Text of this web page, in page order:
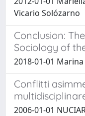
Vicario Solózarno
Conclusion:
Sociology of
2018-01-01
Conflitti
2006-01-01